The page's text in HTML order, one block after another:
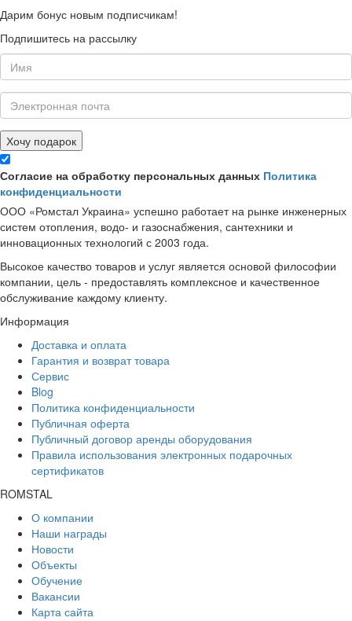
Дарим бонус новым подписчикам!
Подпишитесь на рассылку
Хочу подарок
Согласие на обработку персональных данных Политика
конфиденциальности
ООО «Ромстал Украина» успешно работает на рынке инженерных
систем отопления, водо- и газоснабжения, сантехники и
инновационных технологий с 2003 года.
Высокое качество товаров и услуг является основой философии
компании, цель - предоставлять комплексное и качественное
обслуживание каждому клиенту.
Информация
Доставка и оплата
Гарантия и возврат товара
Сервис
Blog
Политика конфиденциальности
Публичная оферта
Публичный договор аренды оборудования
Правила использования электронных подарочных
сертификатов
ROMSTAL
О компании
Наши награды
Новости
Объекты
Обучение
Вакансии
Карта сайта